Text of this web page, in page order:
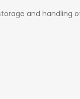
and handling